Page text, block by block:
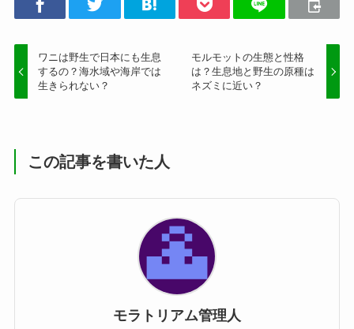
ワニは野生で日本にも生息
するの？海水域や海岸では
生きられない？
モルモットの生態と性格
は？生息地と野生の原種は
ネズミに近い？
この記事を書いた人
モラトリアム管理人